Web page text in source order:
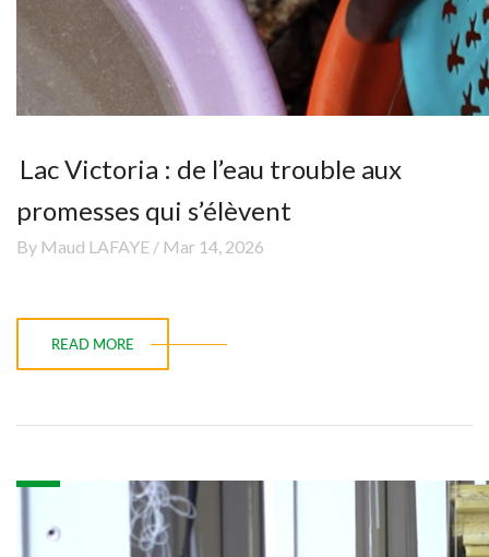
Lac Victoria : de l’eau trouble aux
promesses qui s’élèvent
By Maud LAFAYE / Mar 14, 2026
READ MORE